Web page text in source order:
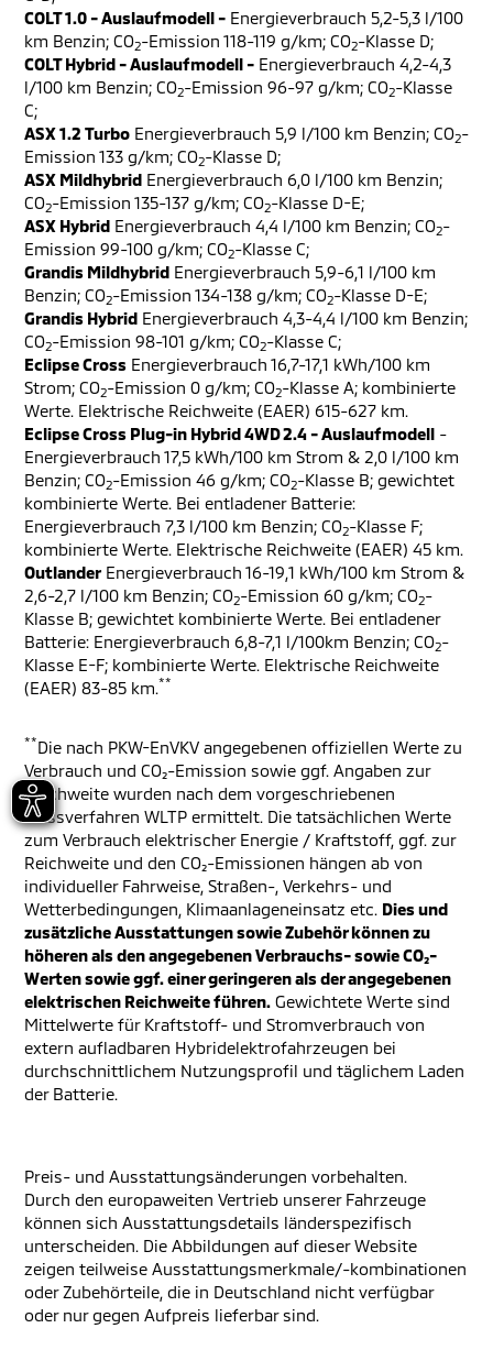
COLT 1.0 - Auslaufmodell - Energieverbrauch 5,2-5,3 l/100
km Benzin; CO2-Emission 118-119 g/km; CO2-Klasse D;
COLT Hybrid - Auslaufmodell - Energieverbrauch 4,2-4,3
l/100 km Benzin; CO2-Emission 96-97 g/km; CO2-Klasse
C;
ASX 1.2 Turbo Energieverbrauch 5,9 l/100 km Benzin; CO2-
Emission 133 g/km; CO2-Klasse D;
ASX Mildhybrid Energieverbrauch 6,0 l/100 km Benzin;
CO2-Emission 135-137 g/km; CO2-Klasse D-E;
ASX Hybrid Energieverbrauch 4,4 l/100 km Benzin; CO2-
Emission 99-100 g/km; CO2-Klasse C;
Grandis Mildhybrid Energieverbrauch 5,9-6,1 l/100 km
Benzin; CO2-Emission 134-138 g/km; CO2-Klasse D-E;
Grandis Hybrid Energieverbrauch 4,3-4,4 l/100 km Benzin;
CO2-Emission 98-101 g/km; CO2-Klasse C;
Eclipse Cross Energieverbrauch 16,7-17,1 kWh/100 km
Strom; CO2-Emission 0 g/km; CO2-Klasse A; kombinierte
Werte. Elektrische Reichweite (EAER) 615-627 km.
Eclipse Cross Plug-in Hybrid 4WD 2.4 - Auslaufmodell -
Energieverbrauch 17,5 kWh/100 km Strom & 2,0 l/100 km
Benzin; CO2-Emission 46 g/km; CO2-Klasse B; gewichtet
kombinierte Werte. Bei entladener Batterie:
Energieverbrauch 7,3 l/100 km Benzin; CO2-Klasse F;
kombinierte Werte. Elektrische Reichweite (EAER) 45 km.
Outlander Energieverbrauch 16-19,1 kWh/100 km Strom &
2,6-2,7 l/100 km Benzin; CO2-Emission 60 g/km; CO2-
Klasse B; gewichtet kombinierte Werte. Bei entladener
Batterie: Energieverbrauch 6,8-7,1 l/100km Benzin; CO2-
Klasse E-F; kombinierte Werte. Elektrische Reichweite
(EAER) 83-85 km.**
**Die nach PKW-EnVKV angegebenen offiziellen Werte zu
Verbrauch und CO₂-Emission sowie ggf. Angaben zur
Reichweite wurden nach dem vorgeschriebenen
Messverfahren WLTP ermittelt. Die tatsächlichen Werte
zum Verbrauch elektrischer Energie / Kraftstoff, ggf. zur
Reichweite und den CO₂-Emissionen hängen ab von
individueller Fahrweise, Straßen-, Verkehrs- und
Wetterbedingungen, Klimaanlageneinsatz etc. Dies und
zusätzliche Ausstattungen sowie Zubehör können zu
höheren als den angegebenen Verbrauchs- sowie CO₂-
Werten sowie ggf. einer geringeren als der angegebenen
elektrischen Reichweite führen. Gewichtete Werte sind
Mittelwerte für Kraftstoff- und Stromverbrauch von
extern aufladbaren Hybridelektrofahrzeugen bei
durchschnittlichem Nutzungsprofil und täglichem Laden
der Batterie.
Preis- und Ausstattungsänderungen vorbehalten.
Durch den europaweiten Vertrieb unserer Fahrzeuge
können sich Ausstattungsdetails länderspezifisch
unterscheiden. Die Abbildungen auf dieser Website
zeigen teilweise Ausstattungsmerkmale/-kombinationen
oder Zubehörteile, die in Deutschland nicht verfügbar
oder nur gegen Aufpreis lieferbar sind.